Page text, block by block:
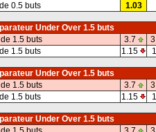
0.5 buts
1.03
Under Over 1.5 buts
1.5 buts
3.7
1.5 buts
1.15
Under Over 1.5 buts
1.5 buts
3.7
1.5 buts
1.15
Under Over 1.5 buts